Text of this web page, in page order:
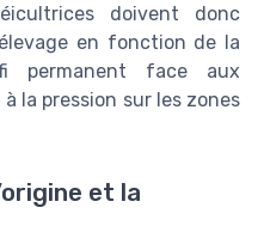
doivent donc
en fonction de la
permanent face aux
la pression sur les zones
et la